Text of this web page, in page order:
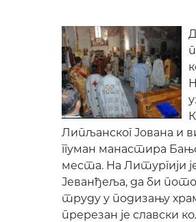
Липљанског Јована и
ггуман манастира
места. На Литургији
Јеванђеља, да би
труду у подизању
пререзан је славски